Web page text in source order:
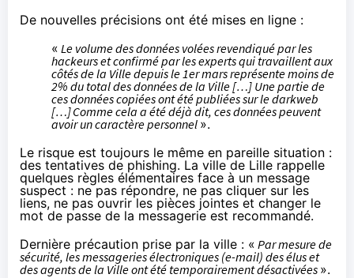
De nouvelles précisions ont été mises en ligne :
« Le volume des données volées revendiqué par les
hackeurs et confirmé par les experts qui travaillent aux
côtés de la Ville depuis le 1er mars représente moins de
2% du total des données de la Ville […] Une partie de
ces données copiées ont été publiées sur le darkweb
[…] Comme cela a été déjà dit, ces données peuvent
avoir un caractère personnel ».
Le risque est toujours le même en pareille situation :
des tentatives de phishing. La ville de Lille rappelle
quelques règles élémentaires face à un message
suspect : ne pas répondre, ne pas cliquer sur les
liens, ne pas ouvrir les pièces jointes et changer le
mot de passe de la messagerie est recommandé.
Dernière précaution prise par la ville : « Par mesure de
sécurité, les messageries électroniques (e-mail) des élus et
des agents de la Ville ont été temporairement désactivées ».